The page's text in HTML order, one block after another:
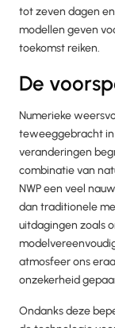
tot zeven dagen
modellen geven
toekomst reiken.
De
Numerieke
teweeggebracht
veranderingen
combinatie van
NWP een veel
dan traditionele
uitdagingen zoals
atmosfeer ons
onzekerheid
Ondanks deze